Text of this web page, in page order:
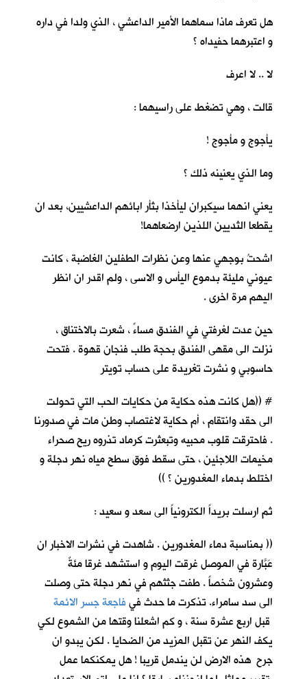
هل تعرف ماذا سماهما الأمير الداعشي ، الذي ولدا في داره
و اعتبرهما حفيداه ؟
لا .. لا اعرف
قالت ، وهي تضغط على راسيهما :
يأجوج و مأجوج !
وما الذي يعنينه ذلك ؟
يعني انهما سيكبران ليأخذا بثأر ابائهم الداعشيين، بعد ان
يقطعا الثديين اللذين ارضعاهما!
اشحتُ بوجهي عنها وعن نظرات الطفلين الغاضبة ، كانت
عيوني مليئة بدموع اليأس و الاسى ، ولم اقدر ان انظر
اليهم مرة اخرى .
حين عدت لغرفتي في الفندق مساءً ، شعرت بالاختناق ،
نزلت الى مقهى الفندق بحجة طلب فنجان قهوة . فتحت
حاسوبي و نشرت تغريدة على حساب تويتر
# ((هل كانت هذه حكاية من حكايات الحب التي تحولت
الى حقد وانتقام ، أم حكاية لاغتصاب وطن مات في صدورنا
. فاحترقت قلوب محبيه وتبعثرت كرماد تذروه ريح صحراء
مخيمات اللاجئين ، حتى سقط فوق سطح مياه نهر دجلة و
اختلط بدماء المغدورين ؟ ))
ثم ارسلت بريداً الكترونياً الى سعد و سعيد :
(( بمناسبة دماء المغدورين . شاهدت في نشرات الاخبار ان
عَبَّارة في الموصل غرقت اليوم و استشهد غرقا مئةٌ
وعشرون شخصاً . طفت جثثهم في نهر دجلة حتى وصلت
الى سد سامراء. تذكرت ما حدث فيفاجعة جسر الائمة
قبل اربع عشرة سنة ، و كم اشعلنا وقتها من الشموع لكي
يكف النهر عن تقبل المزيد من الضحايا . لكن يبدو ان
جرح هذه الارض لن يندمل قريبا ! هل يمكنكما عمل